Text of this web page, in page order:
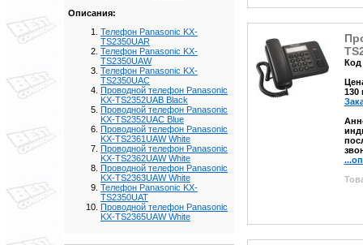
Описания:
Телефон Panasonic KX-
TS2350UAR
Телефон Panasonic KX-
TS2350UAW
Телефон Panasonic KX-
TS2350UAC
Проводной телефон Panasonic
KX-TS2352UAB Black
Проводной телефон Panasonic
KX-TS2352UAC Blue
Проводной телефон Panasonic
KX-TS2361UAW White
Проводной телефон Panasonic
KX-TS2362UAW White
Проводной телефон Panasonic
KX-TS2363UAW White
Телефон Panasonic KX-
TS2350UAT
Проводной телефон Panasonic
KX-TS2365UAW White
Код
130